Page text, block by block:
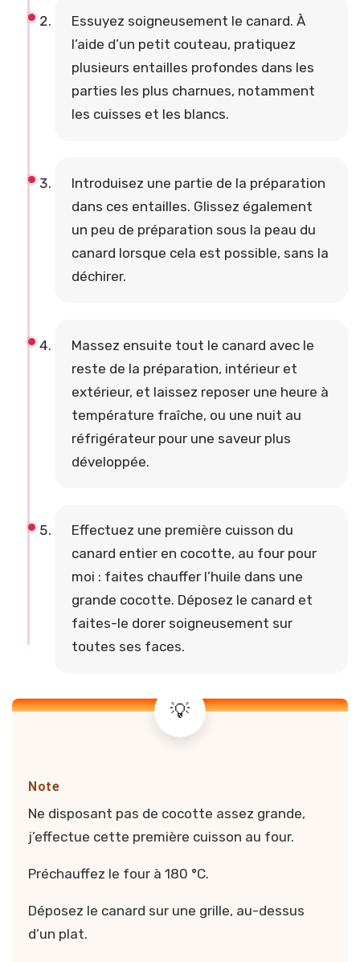
Essuyez soigneusement le canard. À
l’aide d’un petit couteau, pratiquez
plusieurs entailles profondes dans les
parties les plus charnues, notamment
les cuisses et les blancs.
Introduisez une partie de la préparation
dans ces entailles. Glissez également
un peu de préparation sous la peau du
canard lorsque cela est possible, sans la
déchirer.
Massez ensuite tout le canard avec le
reste de la préparation, intérieur et
extérieur, et laissez reposer une heure à
température fraîche, ou une nuit au
réfrigérateur pour une saveur plus
développée.
Effectuez une première cuisson du
canard entier en cocotte, au four pour
moi : faites chauffer l’huile dans une
grande cocotte. Déposez le canard et
faites-le dorer soigneusement sur
toutes ses faces.
Note
Ne disposant pas de cocotte assez grande,
j’effectue cette première cuisson au four.
Préchauffez le four à 180 °C.
Déposez le canard sur une grille, au-dessus
d’un plat.